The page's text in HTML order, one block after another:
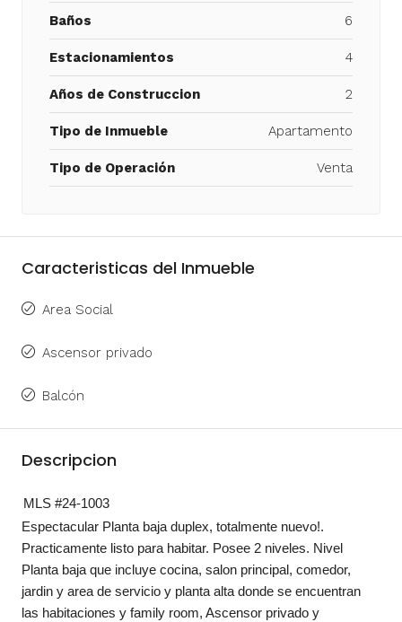
Baños 6
Estacionamientos 4
Años de Construccion 2
Tipo de Inmueble Apartamento
Tipo de Operación Venta
Caracteristicas del Inmueble
Area Social
Ascensor privado
Balcón
Descripcion
MLS #24-1003
Espectacular Planta baja duplex, totalmente nuevo!.
Practicamente listo para habitar. Posee 2 niveles. Nivel
Planta baja que incluye cocina, salon principal, comedor,
jardin y area de servicio y planta alta donde se encuentran
las habitaciones y family room, Ascensor privado y